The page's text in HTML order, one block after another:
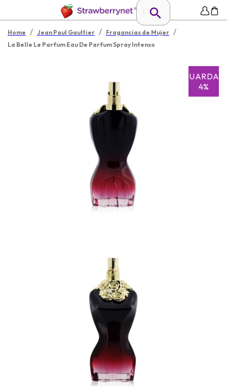
Home / Jean Paul Gaultier / Fragancias de Mujer /
La Belle Le Parfum Eau De Parfum Spray Intenso
GUARDAR
4%